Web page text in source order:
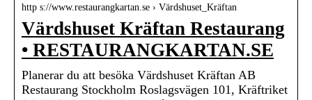
http s://www.restaurangkartan.se › Värdshuset_Kräftan
Värdshuset Kräftan Restaurang
• RESTAURANGKARTAN.SE
Planerar du att besöka Värdshuset Kräftan AB
Restaurang Stockholm Roslagsvägen 101, Kräftriket